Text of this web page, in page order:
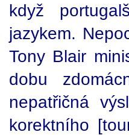
když
jazykem.
Tony Blair
dobu
nepatřičná
korektního